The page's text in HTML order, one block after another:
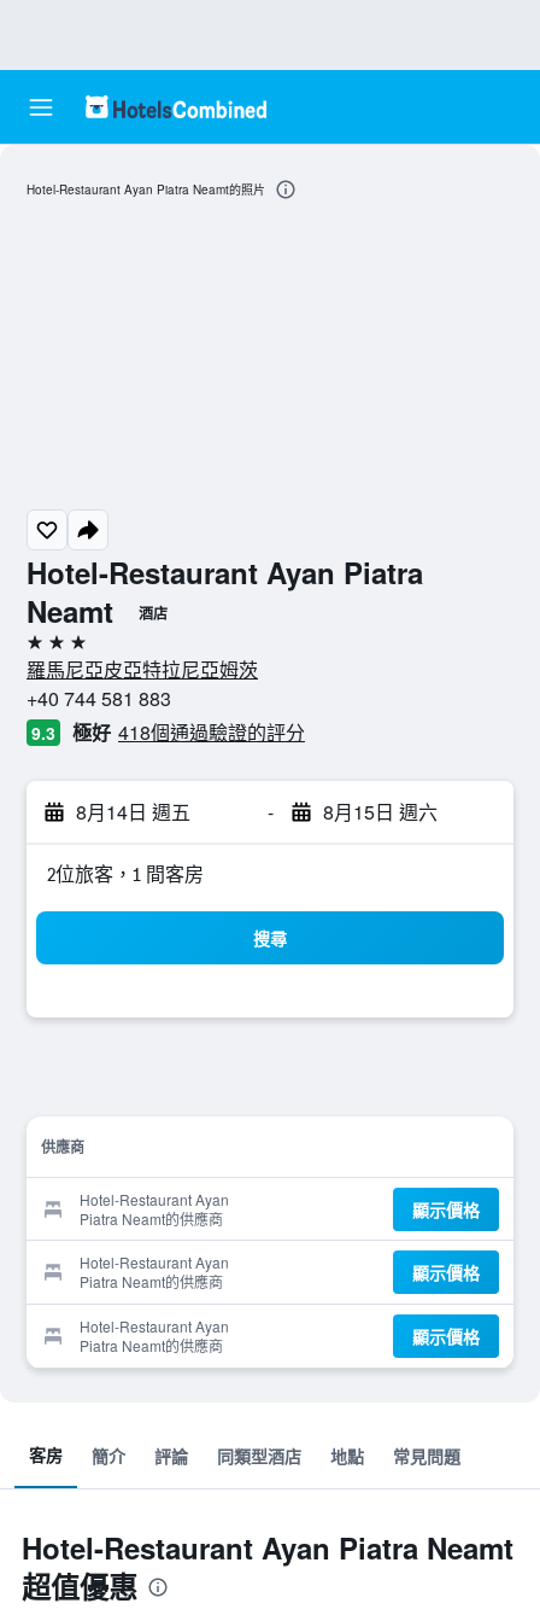
Hotel-Restaurant Ayan Piatra
Neamt
酒店
3星級
羅馬尼亞皮亞特拉尼亞姆茨
+40 744 581 883
9.3 極好 418個通過驗證的評分
8月14日 週五 - 8月15日 週六
2位旅客，1 間客房
搜尋
供應商
Hotel-Restaurant Ayan
Piatra Neamt的供應商
顯示價格
Hotel-Restaurant Ayan
Piatra Neamt的供應商
顯示價格
Hotel-Restaurant Ayan
Piatra Neamt的供應商
顯示價格
Hotel-Restaurant Ayan Piatra Neamt的照片
客房 簡介 評論 同類型酒店 地點 常見問題
Hotel-Restaurant Ayan Piatra Neamt
超值優惠